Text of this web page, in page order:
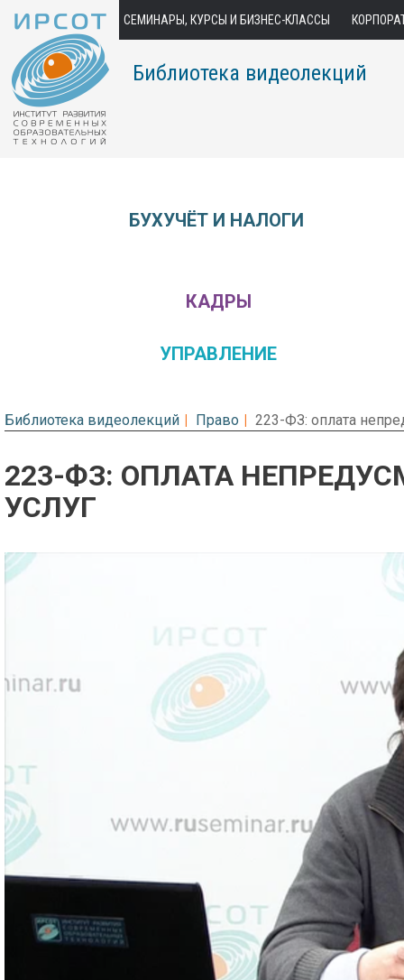
СЕМИНАРЫ, КУРСЫ И БИЗНЕС-КЛАССЫ
Библиотека видеолекций
БУХУЧЁТ И НАЛОГИ
КАДРЫ
УПРАВЛЕНИЕ
Библиотека видеолекций Право 223-ФЗ: оплата
223-ФЗ: ОПЛАТА
УСЛУГ
Предварительный просмотр.